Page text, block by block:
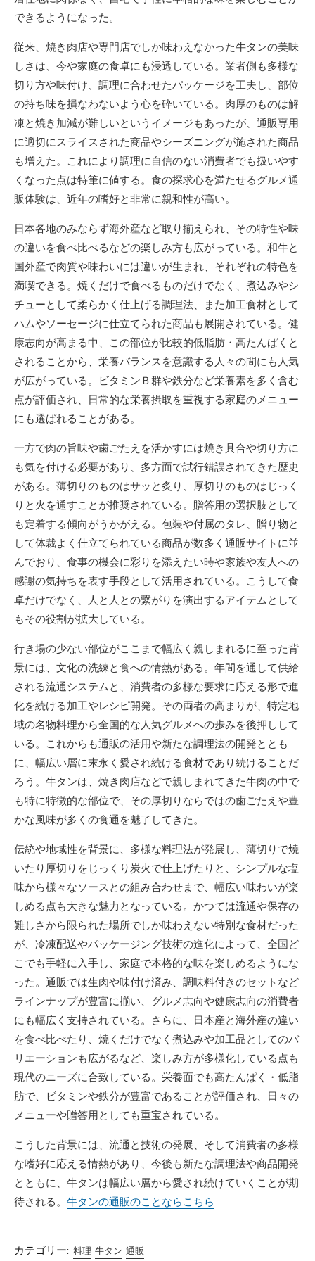
できるようになった。
従来、焼き肉店や専門店でしか味わえなかった牛タンの美味
しさは、今や家庭の食卓にも浸透している。業者側も多様な
切り方や味付け、調理に合わせたパッケージを工夫し、部位
の持ち味を損なわないよう心を砕いている。肉厚のものは解
凍と焼き加減が難しいというイメージもあったが、通販専用
に適切にスライスされた商品やシーズニングが施された商品
も増えた。これにより調理に自信のない消費者でも扱いやす
くなった点は特筆に値する。食の探求心を満たせるグルメ通
販体験は、近年の嗜好と非常に親和性が高い。
日本各地のみならず海外産など取り揃えられ、その特性や味
の違いを食べ比べるなどの楽しみ方も広がっている。和牛と
国外産で肉質や味わいには違いが生まれ、それぞれの特色を
満喫できる。焼くだけで食べるものだけでなく、煮込みやシ
チューとして柔らかく仕上げる調理法、また加工食材として
ハムやソーセージに仕立てられた商品も展開されている。健
康志向が高まる中、この部位が比較的低脂肪・高たんぱくと
されることから、栄養バランスを意識する人々の間にも人気
が広がっている。ビタミンＢ群や鉄分など栄養素を多く含む
点が評価され、日常的な栄養摂取を重視する家庭のメニュー
にも選ばれることがある。
一方で肉の旨味や歯ごたえを活かすには焼き具合や切り方に
も気を付ける必要があり、多方面で試行錯誤されてきた歴史
がある。薄切りのものはサッと炙り、厚切りのものはじっく
りと火を通すことが推奨されている。贈答用の選択肢として
も定着する傾向がうかがえる。包装や付属のタレ、贈り物と
して体裁よく仕立てられている商品が数多く通販サイトに並
んでおり、食事の機会に彩りを添えたい時や家族や友人への
感謝の気持ちを表す手段として活用されている。こうして食
卓だけでなく、人と人との繋がりを演出するアイテムとして
もその役割が拡大している。
行き場の少ない部位がここまで幅広く親しまれるに至った背
景には、文化の洗練と食への情熱がある。年間を通して供給
される流通システムと、消費者の多様な要求に応える形で進
化を続ける加工やレシピ開発。その両者の高まりが、特定地
域の名物料理から全国的な人気グルメへの歩みを後押しして
いる。これからも通販の活用や新たな調理法の開発ととも
に、幅広い層に末永く愛され続ける食材であり続けることだ
ろう。牛タンは、焼き肉店などで親しまれてきた牛肉の中で
も特に特徴的な部位で、その厚切りならではの歯ごたえや豊
かな風味が多くの食通を魅了してきた。
伝統や地域性を背景に、多様な料理法が発展し、薄切りで焼
いたり厚切りをじっくり炭火で仕上げたりと、シンプルな塩
味から様々なソースとの組み合わせまで、幅広い味わいが楽
しめる点も大きな魅力となっている。かつては流通や保存の
難しさから限られた場所でしか味わえない特別な食材だった
が、冷凍配送やパッケージング技術の進化によって、全国ど
こでも手軽に入手し、家庭で本格的な味を楽しめるようにな
った。通販では生肉や味付け済み、調味料付きのセットなど
ラインナップが豊富に揃い、グルメ志向や健康志向の消費者
にも幅広く支持されている。さらに、日本産と海外産の違い
を食べ比べたり、焼くだけでなく煮込みや加工品としてのバ
リエーションも広がるなど、楽しみ方が多様化している点も
現代のニーズに合致している。栄養面でも高たんぱく・低脂
肪で、ビタミンや鉄分が豊富であることが評価され、日々の
メニューや贈答用としても重宝されている。
こうした背景には、流通と技術の発展、そして消費者の多様
な嗜好に応える情熱があり、今後も新たな調理法や商品開発
とともに、牛タンは幅広い層から愛され続けていくことが期
待される。 牛タンの通販のことならこちら
カテゴリー: 料理 牛タン 通販